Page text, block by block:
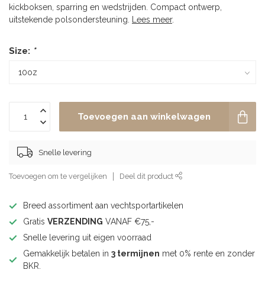
kickboksen, sparring en wedstrijden. Compact ontwerp,
uitstekende polsondersteuning.
Lees meer.
Size: *
Toevoegen aan winkelwagen
Snelle levering
Toevoegen om te vergelijken Deel dit product
Breed assortiment aan vechtsportartikelen
Gratis VERZENDING VANAF €75,-
Snelle levering uit eigen voorraad
Gemakkelijk betalen in 3 termijnen met 0% rente en zonder
BKR.